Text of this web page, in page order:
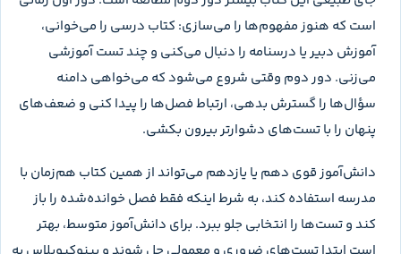
روش مطالعه و برنامه پیشنهادی با این کتاب
باید پذیرفت که هر کسی سبک خوندن خاص خودش رو داره؛ یکی
خلاصه می‌نویسه، یکی تستی می‌زنه، یکی با نمودار جلو میره.
بااین‌حال برای این جلد یک چرخه سه‌مرحله‌ای معمولاً جواب بهتری
می‌دهد: انتخاب تست، تحلیل خطا و مرور فاصله‌دار. در دور اول هر
فصل، همه سؤال‌ها را پشت‌سرهم نزن. ابتدا متن و شکل‌های کتاب
درسی را مرور کن، سپس تست‌های ضروری و یک سهم مشخص از
تست‌های معمولی را حل کن. کنار هر سؤال یکی از سه علامت غلط،
شک‌دار یا وقت‌گیر بگذار.